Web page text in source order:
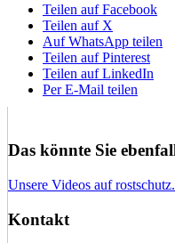
Teilen auf Facebook
Teilen auf X
Auf WhatsApp teilen
Teilen auf Pinterest
Teilen auf LinkedIn
Per E-Mail teilen
Das könnte Sie
Unsere Videos auf
Kontakt